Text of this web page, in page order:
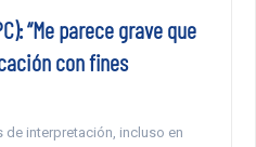
“Me parece grave que
con fines
de interpretación, incluso en